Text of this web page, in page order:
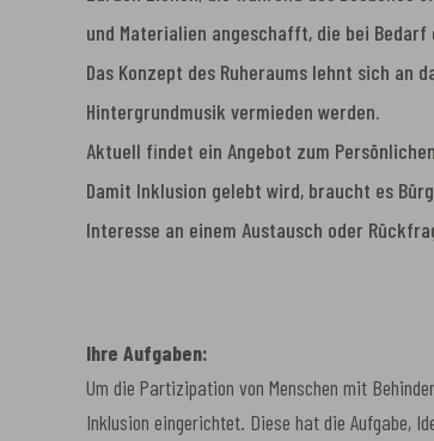
und Materialien angeschafft, die bei
Das Konzept des Ruheraums lehnt sich an
Hintergrundmusik vermieden werden.
Aktuell findet ein Angebot zum
Damit Inklusion gelebt wird, braucht es
Interesse an einem Austausch oder
Ihre Aufgaben:
Um die Partizipation von Menschen mit
Inklusion eingerichtet. Diese hat die Aufgabe,